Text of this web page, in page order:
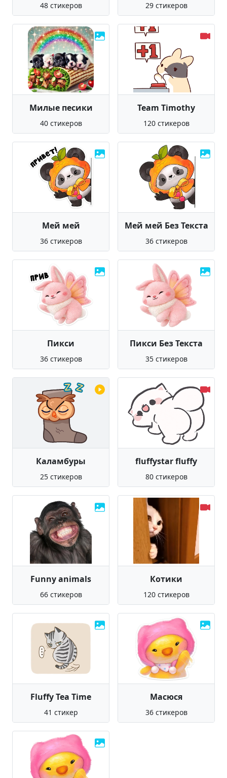
48 стикеров 29 стикеров
Милые песики
40 стикеров
Team Timothy
120 стикеров
Мей мей
36 стикеров
Мей мей Без Текста
36 стикеров
Пикси
36 стикеров
Пикси Без Текста
35 стикеров
Каламбуры
25 стикеров
fluffystar fluffy
80 стикеров
Funny animals
66 стикеров
Котики
120 стикеров
Fluffy Tea Time
41 стикер
Масюся
36 стикеров